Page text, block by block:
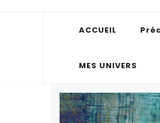
ACCUEIL
MES UNIVERS